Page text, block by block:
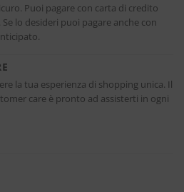
Puoi pagare con carta di credito
lo desideri puoi pagare anche con
la tua esperienza di shopping unica. Il
care è pronto ad assisterti in ogni